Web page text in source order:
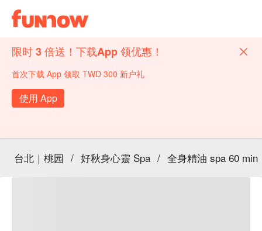
限时 3 倍送！下载App 领优惠！
首次下载 App 领取 TWD 300 新户礼
使用 App
台北｜桃园 / 好秋身心靈 Spa / 全身精油 spa 60 min